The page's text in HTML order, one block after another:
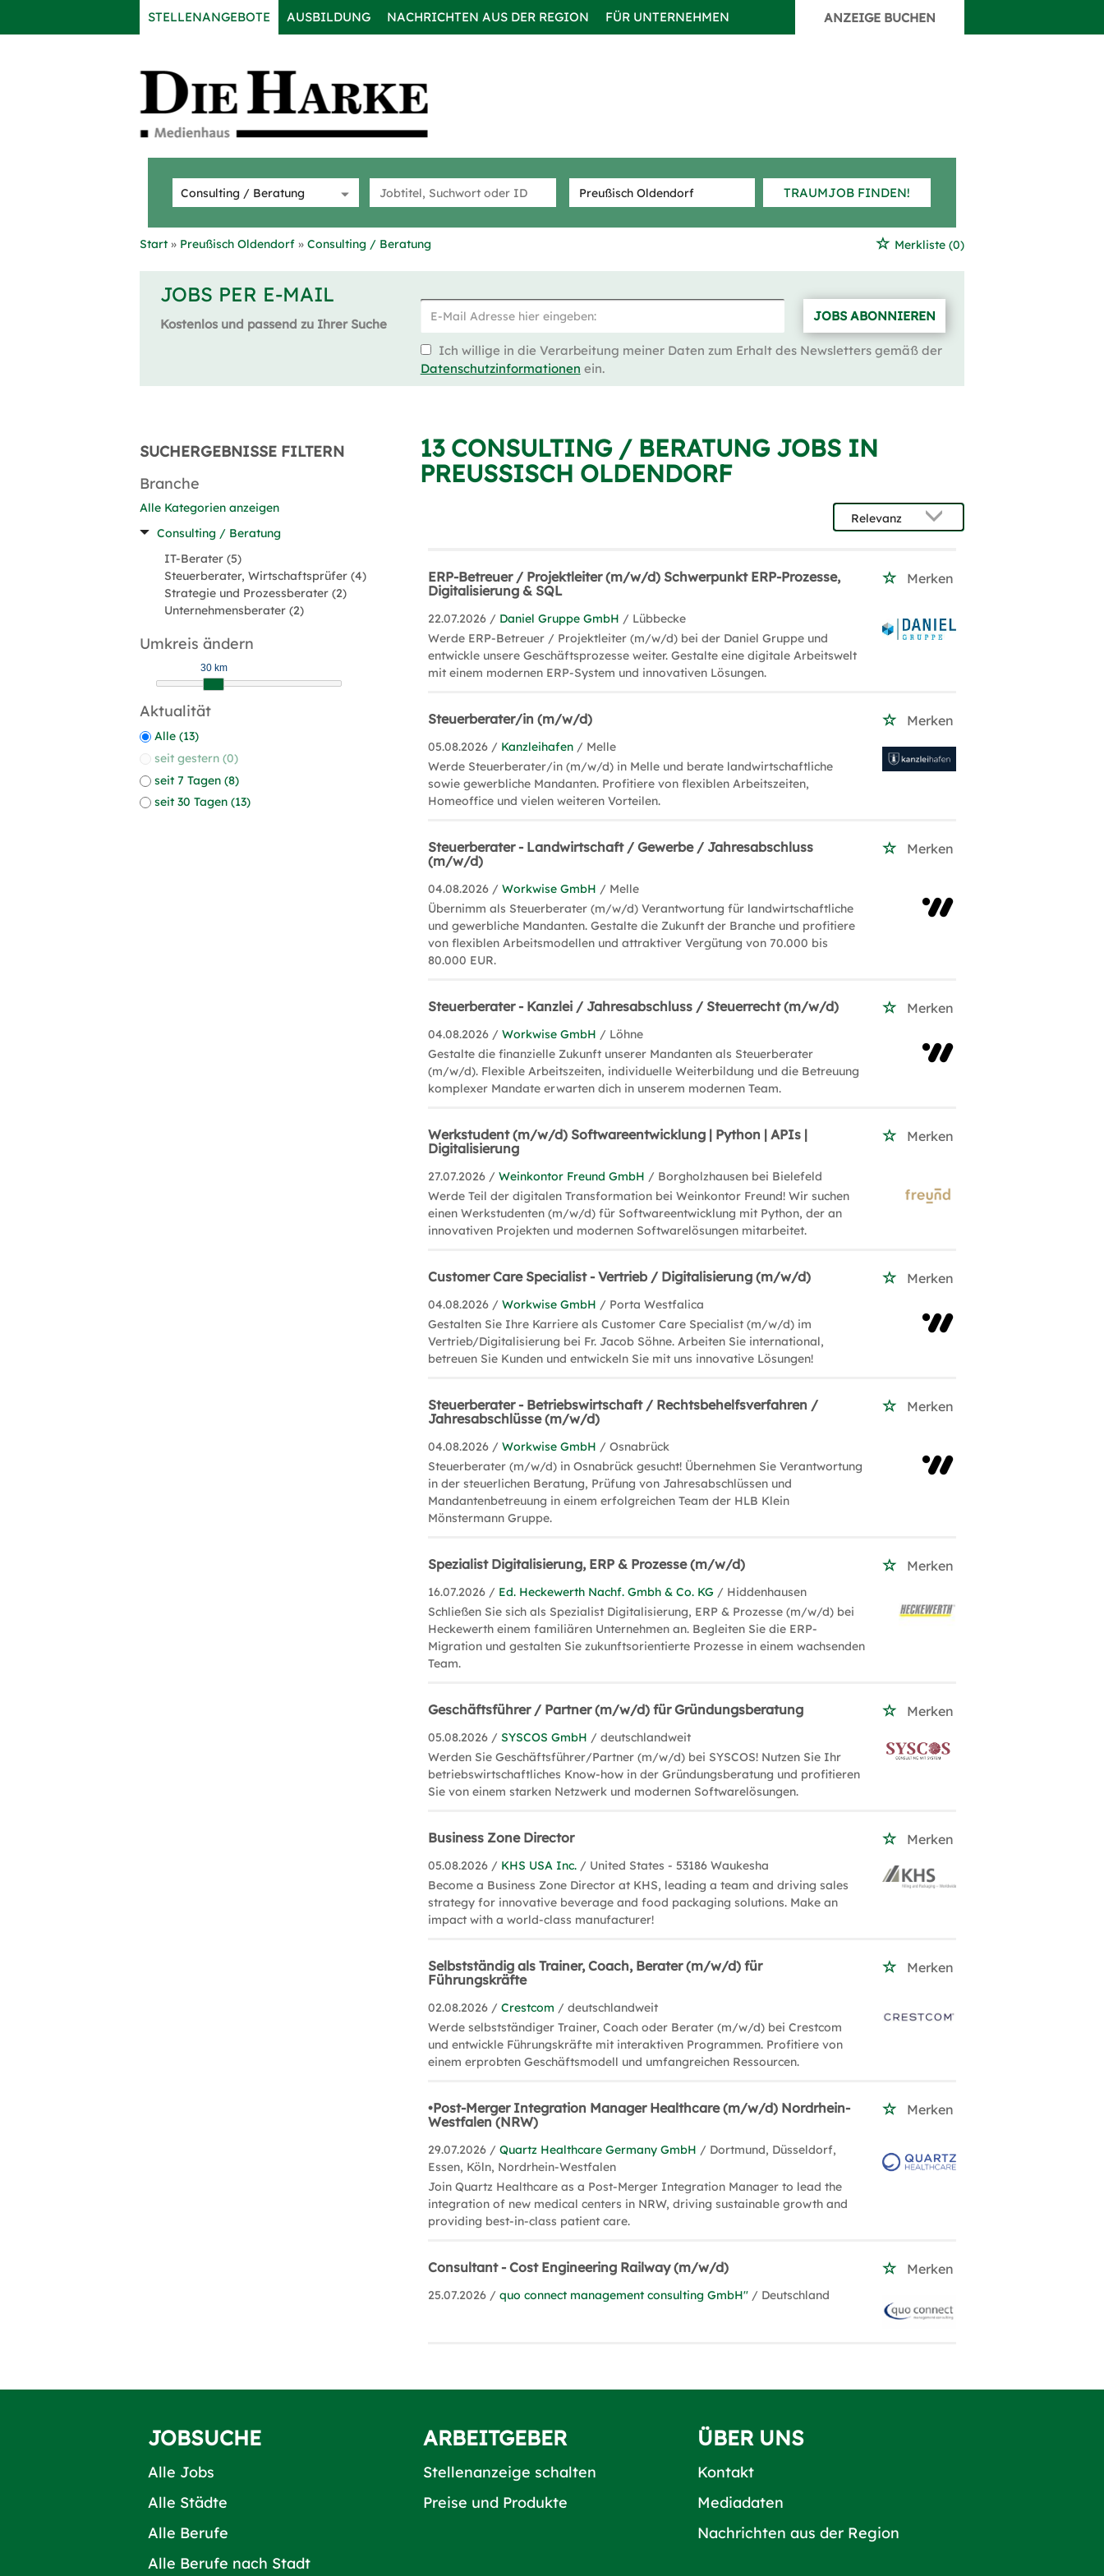
STELLENANGEBOTE AUSBILDUNG NACHRICHTEN AUS DER REGION FÜR UNTERNEHMEN ANZEIGE BUCHEN
TRAUMJOB FINDEN!
Start Preußisch Oldendorf Consulting / Beratung Merkliste (0)
JOBS PER E-MAIL
Kostenlos und passend zu Ihrer Suche
JOBS ABONNIEREN
Ich willige in die Verarbeitung meiner Daten zum Erhalt des Newsletters gemäß der
Datenschutzinformationen ein.
SUCHERGEBNISSE FILTERN
Branche
Alle Kategorien anzeigen
Consulting / Beratung
IT-Berater (5)
Steuerberater, Wirtschaftsprüfer (4)
Strategie und Prozessberater (2)
Unternehmensberater (2)
Umkreis ändern
30 km
Aktualität
Alle (13)
seit gestern (0)
seit 7 Tagen (8)
seit 30 Tagen (13)
13 CONSULTING / BERATUNG JOBS IN
PREUSSISCH OLDENDORF
ERP-Betreuer / Projektleiter (m/w/d) Schwerpunkt ERP-Prozesse,
Digitalisierung & SQL
Merken
22.07.2026 / Daniel Gruppe GmbH / Lübbecke
Werde ERP-Betreuer / Projektleiter (m/w/d) bei der Daniel Gruppe und
entwickle unsere Geschäftsprozesse weiter. Gestalte eine digitale Arbeitswelt
mit einem modernen ERP-System und innovativen Lösungen.
Steuerberater/in (m/w/d) Merken
05.08.2026 / Kanzleihafen / Melle
Werde Steuerberater/in (m/w/d) in Melle und berate landwirtschaftliche
sowie gewerbliche Mandanten. Profitiere von flexiblen Arbeitszeiten,
Homeoffice und vielen weiteren Vorteilen.
Steuerberater - Landwirtschaft / Gewerbe / Jahresabschluss
(m/w/d)
Merken
04.08.2026 /Workwise GmbH / Melle
Übernimm als Steuerberater (m/w/d) Verantwortung für landwirtschaftliche
und gewerbliche Mandanten. Gestalte die Zukunft der Branche und profitiere
von flexiblen Arbeitsmodellen und attraktiver Vergütung von 70.000 bis
80.000 EUR.
Steuerberater - Kanzlei / Jahresabschluss / Steuerrecht (m/w/d) Merken
04.08.2026 /Workwise GmbH / Löhne
Gestalte die finanzielle Zukunft unserer Mandanten als Steuerberater
(m/w/d). Flexible Arbeitszeiten, individuelle Weiterbildung und die Betreuung
komplexer Mandate erwarten dich in unserem modernen Team.
Werkstudent (m/w/d) Softwareentwicklung | Python | APIs |
Digitalisierung
Merken
27.07.2026 /Weinkontor Freund GmbH / Borgholzhausen bei Bielefeld
Werde Teil der digitalen Transformation bei Weinkontor Freund! Wir suchen
einen Werkstudenten (m/w/d) für Softwareentwicklung mit Python, der an
innovativen Projekten und modernen Softwarelösungen mitarbeitet.
Customer Care Specialist - Vertrieb / Digitalisierung (m/w/d) Merken
04.08.2026 /Workwise GmbH / Porta Westfalica
Gestalten Sie Ihre Karriere als Customer Care Specialist (m/w/d) im
Vertrieb/Digitalisierung bei Fr. Jacob Söhne. Arbeiten Sie international,
betreuen Sie Kunden und entwickeln Sie mit uns innovative Lösungen!
Steuerberater - Betriebswirtschaft / Rechtsbehelfsverfahren /
Jahresabschlüsse (m/w/d)
Merken
04.08.2026 /Workwise GmbH / Osnabrück
Steuerberater (m/w/d) in Osnabrück gesucht! Übernehmen Sie Verantwortung
in der steuerlichen Beratung, Prüfung von Jahresabschlüssen und
Mandantenbetreuung in einem erfolgreichen Team der HLB Klein
Mönstermann Gruppe.
Spezialist Digitalisierung, ERP & Prozesse (m/w/d) Merken
16.07.2026 / Ed. Heckewerth Nachf. Gmbh & Co. KG / Hiddenhausen
Schließen Sie sich als Spezialist Digitalisierung, ERP & Prozesse (m/w/d) bei
Heckewerth einem familiären Unternehmen an. Begleiten Sie die ERP-
Migration und gestalten Sie zukunftsorientierte Prozesse in einem wachsenden
Team.
Geschäftsführer / Partner (m/w/d) für Gründungsberatung Merken
05.08.2026 /SYSCOS GmbH / deutschlandweit
Werden Sie Geschäftsführer/Partner (m/w/d) bei SYSCOS! Nutzen Sie Ihr
betriebswirtschaftliches Know-how in der Gründungsberatung und profitieren
Sie von einem starken Netzwerk und modernen Softwarelösungen.
Business Zone Director Merken
05.08.2026 / KHS USA Inc. / United States - 53186 Waukesha
Become a Business Zone Director at KHS, leading a team and driving sales
strategy for innovative beverage and food packaging solutions. Make an
impact with a world-class manufacturer!
Selbstständig als Trainer, Coach, Berater (m/w/d) für
Führungskräfte
Merken
02.08.2026 /Crestcom / deutschlandweit
Werde selbstständiger Trainer, Coach oder Berater (m/w/d) bei Crestcom
und entwickle Führungskräfte mit interaktiven Programmen. Profitiere von
einem erprobten Geschäftsmodell und umfangreichen Ressourcen.
•Post-Merger Integration Manager Healthcare (m/w/d) Nordrhein-
Westfalen (NRW)
Merken
29.07.2026 /Quartz Healthcare Germany GmbH / Dortmund, Düsseldorf,
Essen, Köln, Nordrhein-Westfalen
Join Quartz Healthcare as a Post-Merger Integration Manager to lead the
integration of new medical centers in NRW, driving sustainable growth and
providing best-in-class patient care.
Consultant - Cost Engineering Railway (m/w/d) Merken
25.07.2026 /quo connect management consulting GmbH'' / Deutschland
JOBSUCHE
Alle Jobs
Alle Städte
Alle Berufe
Alle Berufe nach Stadt
ARBEITGEBER
Stellenanzeige schalten
Preise und Produkte
ÜBER UNS
Kontakt
Mediadaten
Nachrichten aus der Region